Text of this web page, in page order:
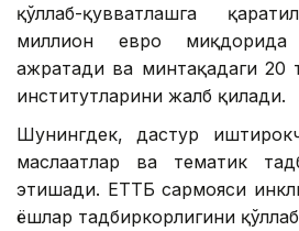
қўллаб-қувватлашга
миллион евро
ажратади ва минтақадаги 20
институтларини жалб қилади.
Шунингдек, дастур
маслаҳатлар ва тематик
этишади. ЕТТБ сармояси
ёшлар тадбиркорлигини